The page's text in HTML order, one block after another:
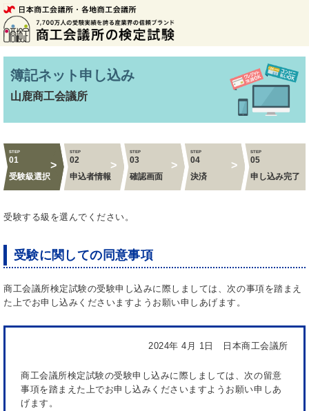
簿記ネット申し込み
山鹿商工会議所
STEP
01
受験級選択
STEP
02
申込者情報
STEP
03
確認画面
STEP
04
決済
STEP
05
申し込み完了
受験する級を選んでください。
受験に関しての同意事項
商工会議所検定試験の受験申し込みに際しましては、次の事項を踏まえ
た上でお申し込みくださいますようお願い申しあげます。
2024年 4月 1日 日本商工会議所
商工会議所検定試験の受験申し込みに際しましては、次の留意
事項を踏まえた上でお申し込みくださいますようお願い申しあ
げます。